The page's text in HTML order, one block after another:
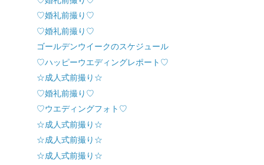
♡婚礼前撮り♡
♡婚礼前撮り♡
ゴールデンウイークのスケジュール
♡ハッピーウエディングレポート♡
☆成人式前撮り☆
♡婚礼前撮り♡
♡ウエディングフォト♡
☆成人式前撮り☆
☆成人式前撮り☆
☆成人式前撮り☆